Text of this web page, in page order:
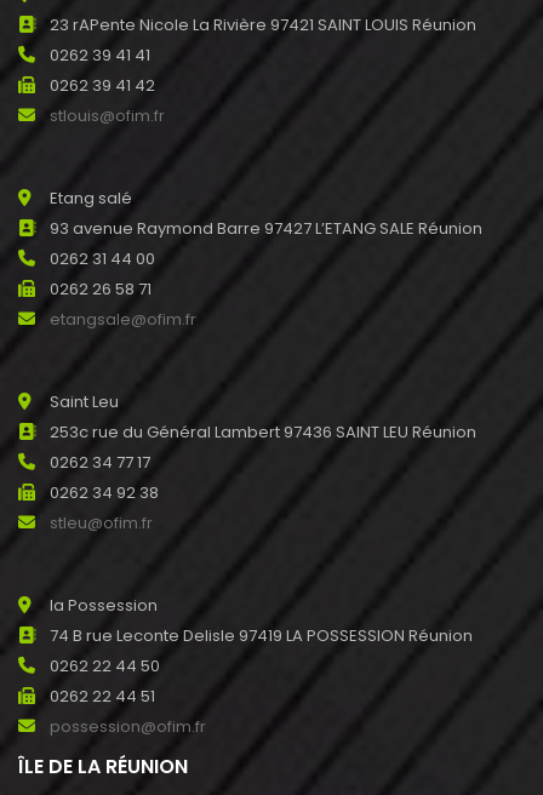
23 rAPente Nicole La Rivière 97421 SAINT LOUIS Réunion
0262 39 41 41
0262 39 41 42
stlouis@ofim.fr
Etang salé
93 avenue Raymond Barre 97427 L’ETANG SALE Réunion
0262 31 44 00
0262 26 58 71
etangsale@ofim.fr
Saint Leu
253c rue du Général Lambert 97436 SAINT LEU Réunion
0262 34 77 17
0262 34 92 38
stleu@ofim.fr
la Possession
74 B rue Leconte Delisle 97419 LA POSSESSION Réunion
0262 22 44 50
0262 22 44 51
possession@ofim.fr
ÎLE DE LA RÉUNION